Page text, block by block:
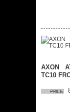
AXON
TC10